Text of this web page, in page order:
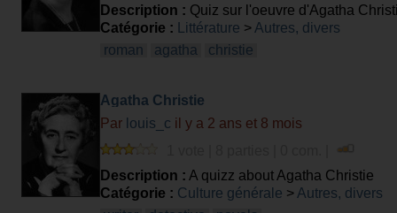
Description : Quiz sur l'oeuvre d'Agatha
Catégorie :
Littérature > Autres, divers
roman
agatha christie
Agatha Christie
Par louis_c il y a 2 ans et 8 mois
Description : A quizz about Agatha Christie
Catégorie : Culture générale > Autres, divers